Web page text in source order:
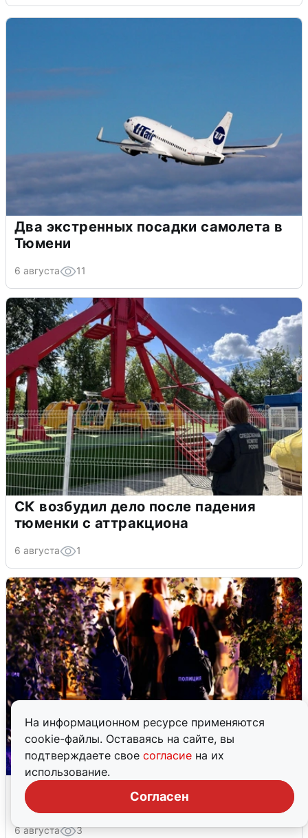
На информационном ресурсе применяются
cookie-файлы. Оставаясь на сайте, вы
подтверждаете свое согласие на их
использование.
Согласен
Два экстренных посадки самолета в
Тюмени
6 августа 11
СК возбудил дело после падения
тюменки с аттракциона
6 августа 1
Заочный приговор иностранцу за
расстрел в кафе Тюмени
6 августа 3